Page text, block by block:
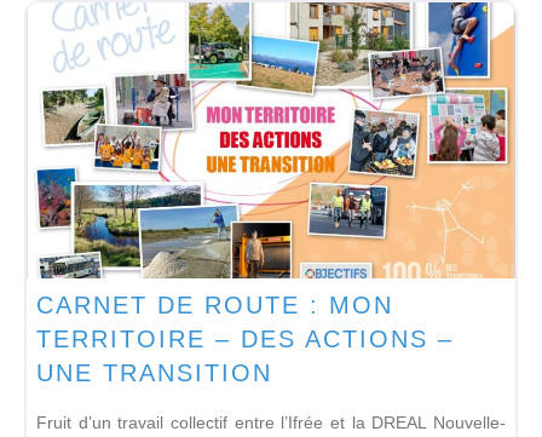
CARNET DE ROUTE : MON
TERRITOIRE – DES ACTIONS –
UNE TRANSITION
Fruit d’un travail collectif entre l’Ifrée et la DREAL Nouvelle-